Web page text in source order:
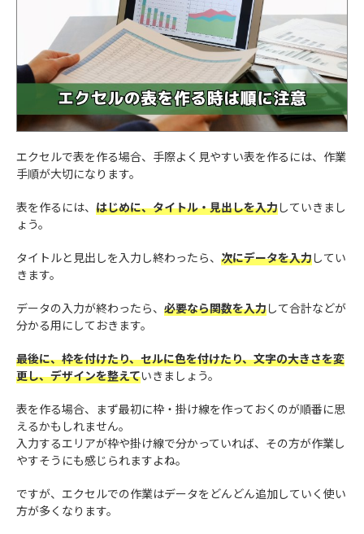
エクセルで表を作る場合、手際よく見やすい表を作るには、作業
手順が大切になります。
表を作るには、 はじめに、タイトル・見出しを入力していきまし
ょう。
タイトルと見出しを入力し終わったら、 次にデータを入力してい
きます。
データの入力が終わったら、 必要なら関数を入力して合計などが
分かる用にしておきます。
最後に、枠を付けたり、セルに色を付けたり、文字の大きさを変
更し、デザインを整えていきましょう。
表を作る場合、まず最初に枠・掛け線を作っておくのが順番に思
えるかもしれません。
入力するエリアが枠や掛け線で分かっていれば、その方が作業し
やすそうにも感じられますよね。
ですが、エクセルでの作業はデータをどんどん追加していく使い
方が多くなります。